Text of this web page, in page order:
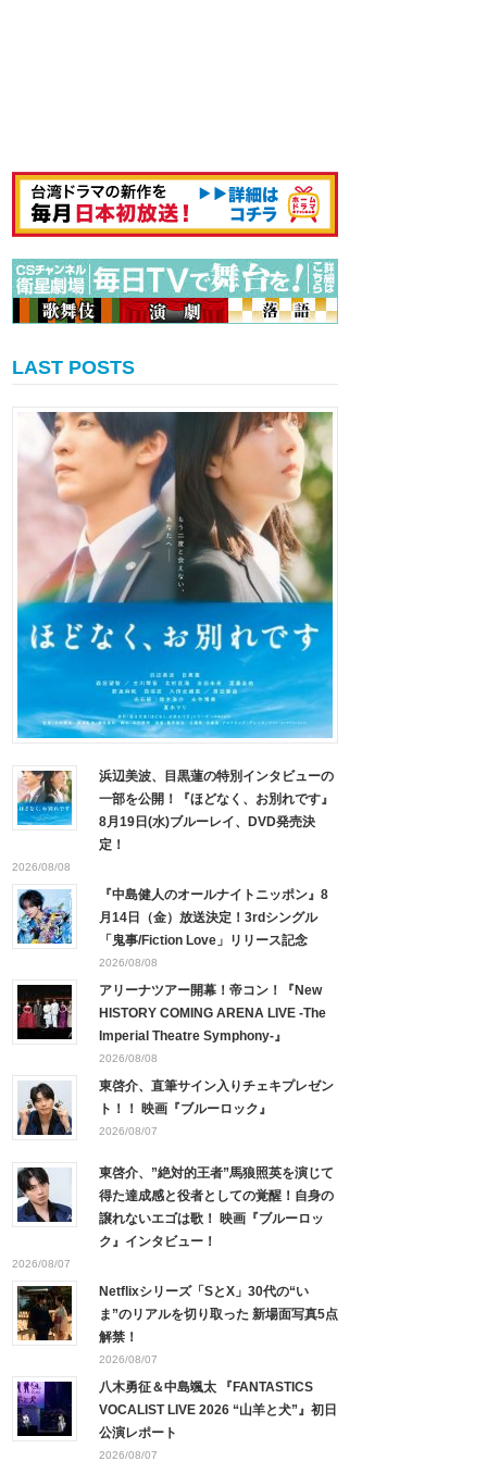
LAST POSTS
浜辺美波、目黒蓮の特別インタビューの
一部を公開！『ほどなく、お別れです』
8月19日(水)ブルーレイ、DVD発売決
定！
2026/08/08
『中島健人のオールナイトニッポン』8
月14日（金）放送決定！3rdシングル
「鬼事/Fiction Love」リリース記念
2026/08/08
アリーナツアー開幕！帝コン！『New
HISTORY COMING ARENA LIVE -The
Imperial Theatre Symphony-』
2026/08/08
東啓介、直筆サイン入りチェキプレゼン
ト！！ 映画『ブルーロック』
2026/08/07
東啓介、”絶対的王者”馬狼照英を演じて
得た達成感と役者としての覚醒！自身の
譲れないエゴは歌！ 映画『ブルーロッ
ク』インタビュー！
2026/08/07
Netflixシリーズ「SとX」30代の“い
ま”のリアルを切り取った 新場面写真5点
解禁！
2026/08/07
八木勇征＆中島颯太 『FANTASTICS
VOCALIST LIVE 2026 “山羊と犬”』初日
公演レポート
2026/08/07